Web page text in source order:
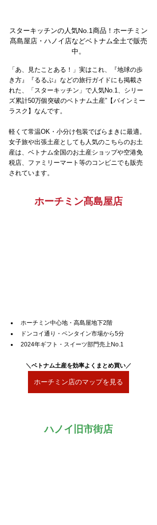
スターキッチンの人気No.1商品！ホーチミン
髙島屋店・ハノイ店などベトナム全土で販売
中。
「あ、見たことある！」実はこれ、『地球の歩
き方』『るるぶ』などの旅行ガイドにも掲載さ
れた、「スターキッチン」で人気No.1、シリー
ズ累計50万個突破のベトナム土産”【バインミー
ラスク】なんです。
軽くて常温OK・小分け包装でばらまきに最適。
女子旅や出張土産としても人気のこちらのお土
産は、ベトナム全国のお土産ショップや空港免
税店、ファミリーマート等のコンビニでも販売
されています。
ホーチミン髙島屋店
ホーチミン中心地・高島屋地下2階
ドンコイ通り・ベンタイン市場から5分
2024年ギフト・スイーツ部門売上No.1
＼ ベトナム土産を効率よくまとめ買い ／
ホーチミン店のマップを見る
ハノイ旧市街店